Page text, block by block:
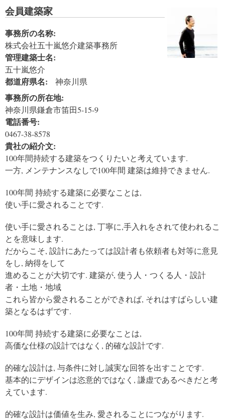
会員建築家
事務所の名称:
株式会社五十嵐悠介建築事務所
管理建築士名:
五十嵐悠介
都道府県名: 神奈川県
事務所の所在地:
神奈川県鎌倉市笛田5-15-9
電話番号:
0467-38-8578
貴社の紹介文:
100年間持続する建築をつくりたいと考えています.
一方, メンテナンスなしで100年間 建築は維持できません.
100年間 持続する建築に必要なことは,
使い手に愛されることです.
使い手に愛されることは, 丁寧に,手入れをされて使われるこ
とを意味します.
だからこそ, 設計にあたっては設計者も依頼者も対等に意見
をし, 納得をして
進めることが大切です. 建築が, 使う人・つくる人・設計
者・土地・地域
これら皆から愛されることができれば, それはすばらしい建
築となるはずです.
100年間 持続する建築に必要なことは,
高価な仕様の設計ではなく, 的確な設計です.
的確な設計は, 与条件に対し誠実な回答を出すことです.
基本的にデザインは恣意的ではなく, 謙虚であるべきだと考
えています.
的確な設計は価値を生み, 愛されることにつながります.